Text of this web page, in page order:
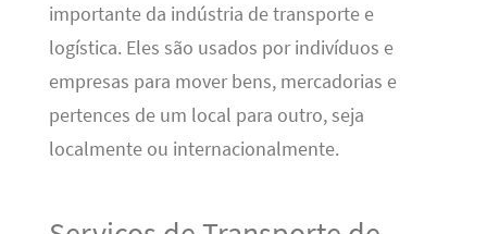
importante da indústria de transporte e
logística. Eles são usados ​​por indivíduos e
empresas para mover bens, mercadorias e
pertences de um local para outro, seja
localmente ou internacionalmente.